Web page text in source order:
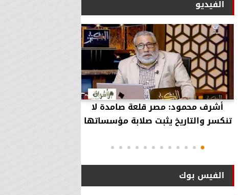
الفيديو
أشرف محمود: مصر قلعة صامدة لا
تنكسر والتاريخ يثبت صلابة مؤسساتها
الفيس بوك